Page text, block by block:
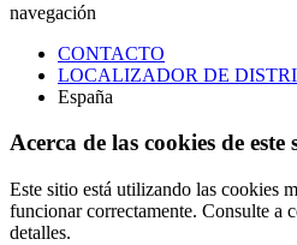
navegación
CONTACTO
LOCALIZADOR DE
España
Acerca de las cookies de este
Este sitio está utilizando las cookies
funcionar correctamente. Consulte a
detalles.